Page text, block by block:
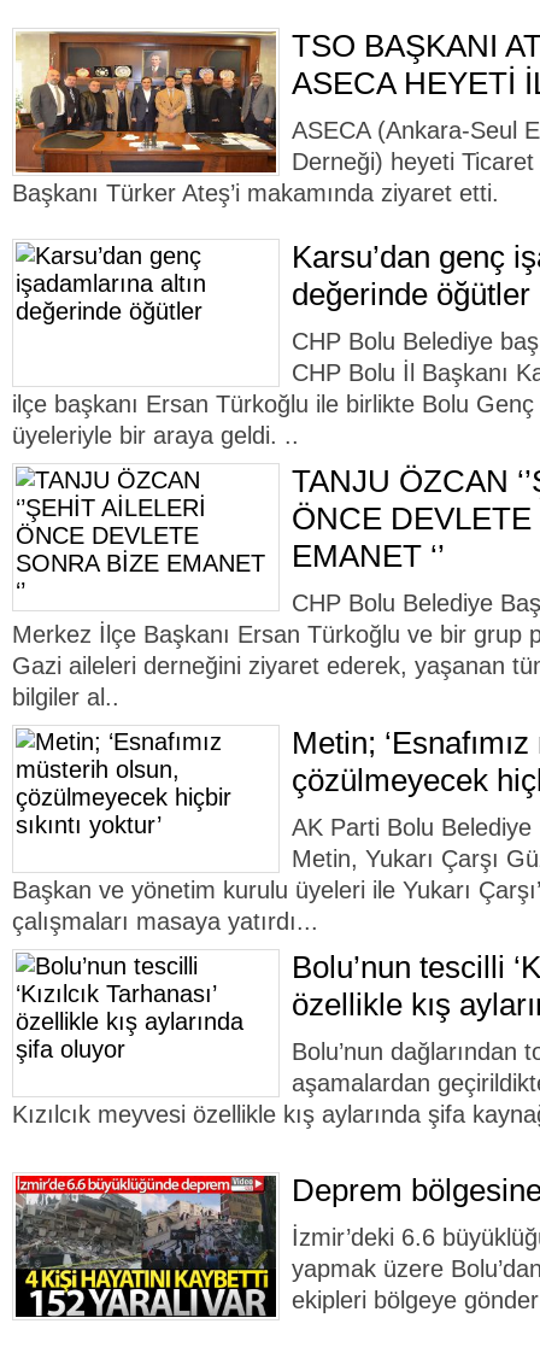
TSO BAŞKANI
ASECA HEYETİ
ASECA (Ankara-Seul
Derneği) heyeti
Başkanı Türker Ateş’i makamında ziyaret etti.
Karsu’dan genç
değerinde öğütler
CHP Bolu Belediye
CHP Bolu İl Başkanı
ilçe başkanı Ersan Türkoğlu ile birlikte Bolu
üyeleriyle bir araya geldi. ..
TANJU ÖZCAN
ÖNCE
EMANET ‘’
CHP Bolu Belediye
Merkez İlçe Başkanı Ersan Türkoğlu ve bir grup
Gazi aileleri derneğini ziyaret ederek, yaşanan
bilgiler al..
Metin;
çözülmeyecek
AK Parti Bolu Belediye
Metin, Yukarı Çarşı
Başkan ve yönetim kurulu üyeleri ile Yukarı
çalışmaları masaya yatırdı...
Bolu’nun tescilli
özellikle kış
Bolu’nun dağlarından
aşamalardan
Kızılcık meyvesi özellikle kış aylarında şifa
Deprem
İzmir’deki 6.6
yapmak üzere
ekipleri bölgeye